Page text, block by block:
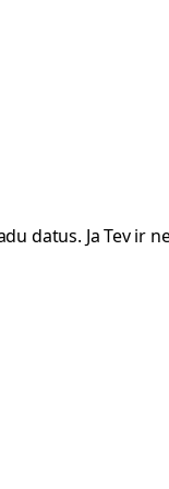
datus. Ja Tev ir